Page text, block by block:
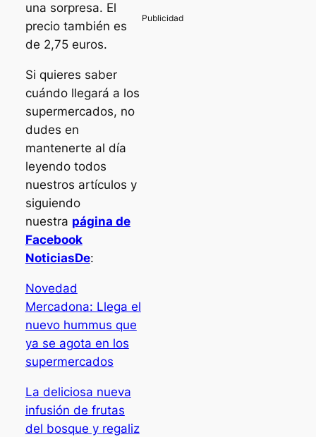
una sorpresa. El
precio también es
de 2,75 euros.
Si quieres saber
cuándo llegará a los
supermercados, no
dudes en
mantenerte al día
leyendo todos
nuestros artículos y
siguiendo
nuestra página de
Facebook
NoticiasDe:
Novedad
Mercadona: Llega el
nuevo hummus que
ya se agota en los
supermercados
La deliciosa nueva
infusión de frutas
del bosque y regaliz